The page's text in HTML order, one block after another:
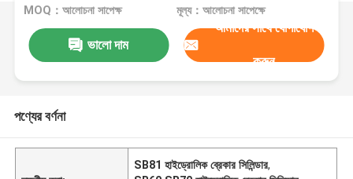
MOQ：আলোচনা সাপেক্ষ মূল্য：আলোচনা সাপেক্ষে
ভালো দাম
আমাদের সাথে যোগাযোগ
করুন
পণ্যের বর্ণনা
SB81 হাইড্রোলিক ব্রেকার সিলিন্ডার,